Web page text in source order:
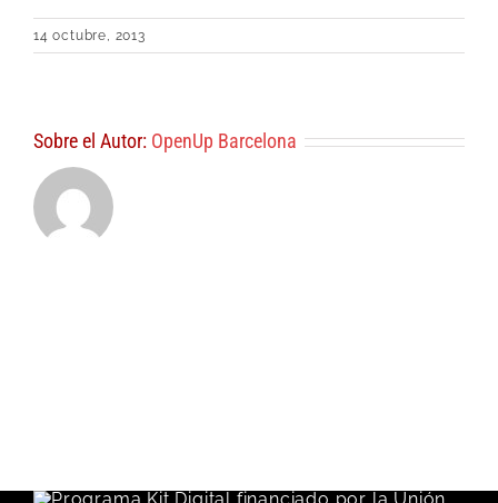
14 octubre, 2013
Sobre el Autor: OpenUp Barcelona